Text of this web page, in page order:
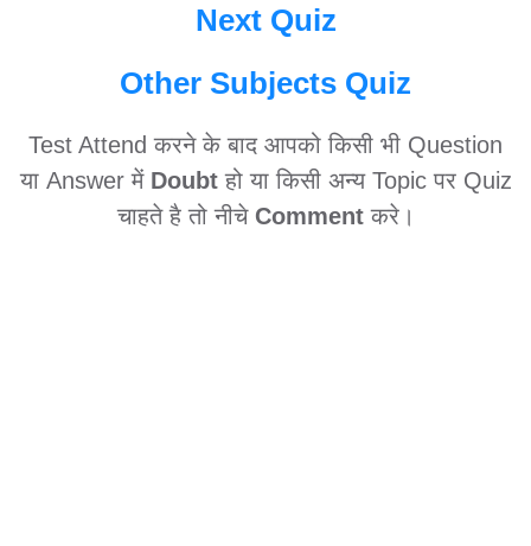
Next Quiz
Other Subjects Quiz
Test Attend करने के बाद आपको किसी भी Question
या Answer में Doubtहो या किसी अन्य Topic पर Quiz
चाहते है तो नीचे Commentकरे।